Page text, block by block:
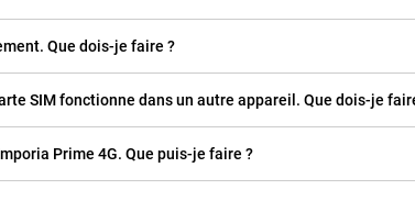
Que dois-je faire ?
SIM fonctionne dans un autre appareil. Que dois-je
Prime 4G. Que puis-je faire ?